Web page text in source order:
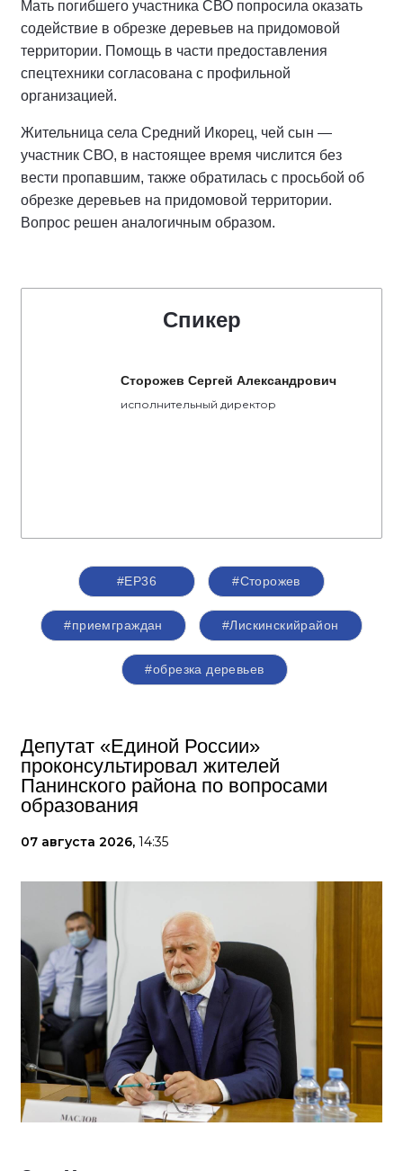
Мать погибшего участника СВО попросила оказать
содействие в обрезке деревьев на придомовой
территории. Помощь в части предоставления
спецтехники согласована с профильной
организацией.
Жительница села Средний Икорец, чей сын —
участник СВО, в настоящее время числится без
вести пропавшим, также обратилась с просьбой об
обрезке деревьев на придомовой территории.
Вопрос решен аналогичным образом.
Спикер
Сторожев Сергей Александрович
исполнительный директор
#ЕР36 #Сторожев
#приемграждан #Лискинскийрайон
#обрезка деревьев
Депутат «Единой России»
проконсультировал жителей
Панинского района по вопросами
образования
07 августа 2026, 14:35